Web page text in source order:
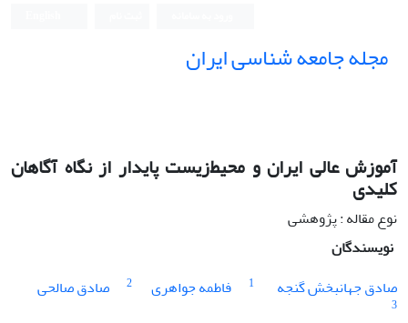
مجله جامعه شناسی ایران
آموزش عالی ایران و محیط‌زیست پایدار از نگاه آگاهان
کلیدی
نوع مقاله : پژوهشی
نویسندگان
صادق جهانبخش گنجه
1 فاطمه جواهری 2 صادق صالحی
3